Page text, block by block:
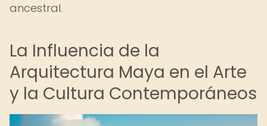
ancestral.
La Influencia de la
Arquitectura Maya en el Arte
y la Cultura Contemporáneos